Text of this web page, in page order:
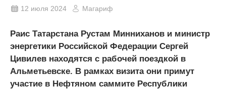
12 июля 2024 Магариф
Раис Татарстана Рустам Минниханов и министр
энергетики Российской Федерации Сергей
Цивилев находятся с рабочей поездкой в
Альметьевске. В рамках визита они примут
участие в Нефтяном саммите Республики